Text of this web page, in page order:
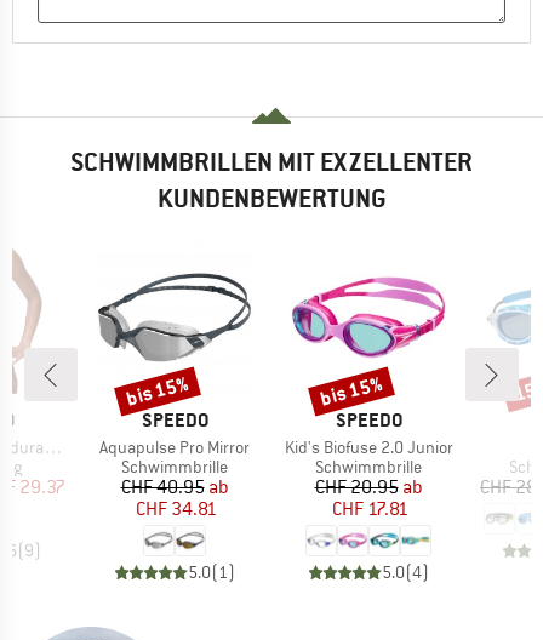
SCHWIMMBRILLEN MIT EXZELLENTER
KUNDENBEWERTUNG
Medalist
Preis
29.37
(9)
MARKE
SPEEDO
Artikel
Aquapulse Pro Mirror
Produktgruppe
Schwimmbrille
Preis
CHF 40.95reduzierter Preis
ab
CHF 34.81
5.0( 1)
Rabatt
bis 15%
MARKE
SPEEDO
Artikel
Kid's Biofuse 2.0 Junior
Produktgruppe
Schwimmbrille
Preis
CHF 20.95reduzierter Preis
ab
CHF 17.81
5.0(4)
Rabatt
bis 15%
CHF